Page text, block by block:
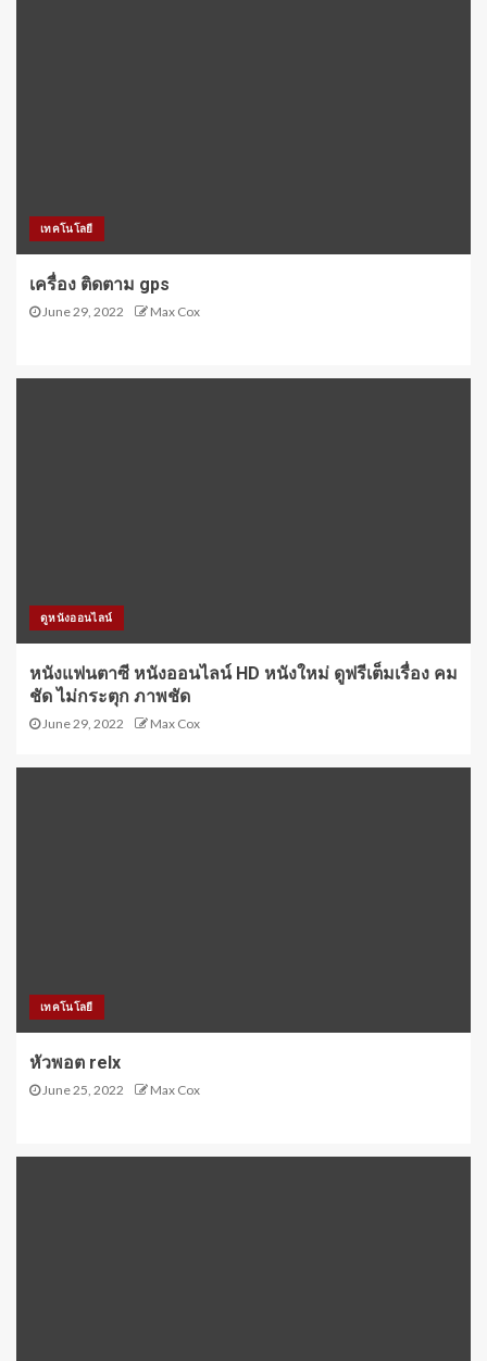
เทคโนโลยี
เครื่อง ติดตาม gps
June 29, 2022 Max Cox
ดูหนังออนไลน์
หนังแฟนตาซี หนังออนไลน์ HD หนังใหม่ ดูฟรีเต็มเรื่อง คม
ชัด ไม่กระตุก ภาพชัด
June 29, 2022 Max Cox
เทคโนโลยี
หัวพอต relx
June 25, 2022 Max Cox